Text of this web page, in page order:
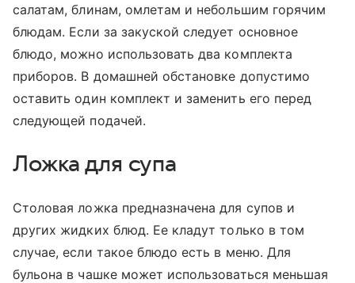
салатам, блинам, омлетам и небольшим горячим
блюдам. Если за закуской следует основное
блюдо, можно использовать два комплекта
приборов. В домашней обстановке допустимо
оставить один комплект и заменить его перед
следующей подачей.
Ложка для супа
Столовая ложка предназначена для супов и
других жидких блюд. Ее кладут только в том
случае, если такое блюдо есть в меню. Для
бульона в чашке может использоваться меньшая